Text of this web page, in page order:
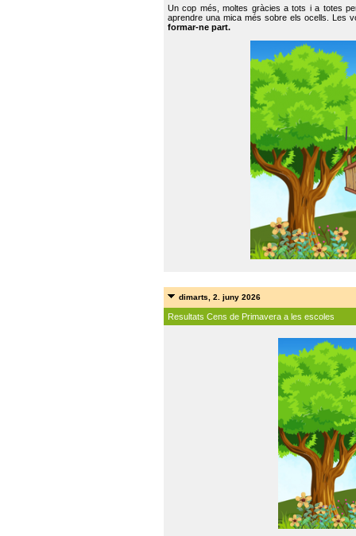
Un cop més, moltes gràcies a tots i a totes
aprendre una mica més sobre els ocells. Les
formar-ne part.
dimarts, 2. juny 2026
Resultats Cens de Primavera a les escoles